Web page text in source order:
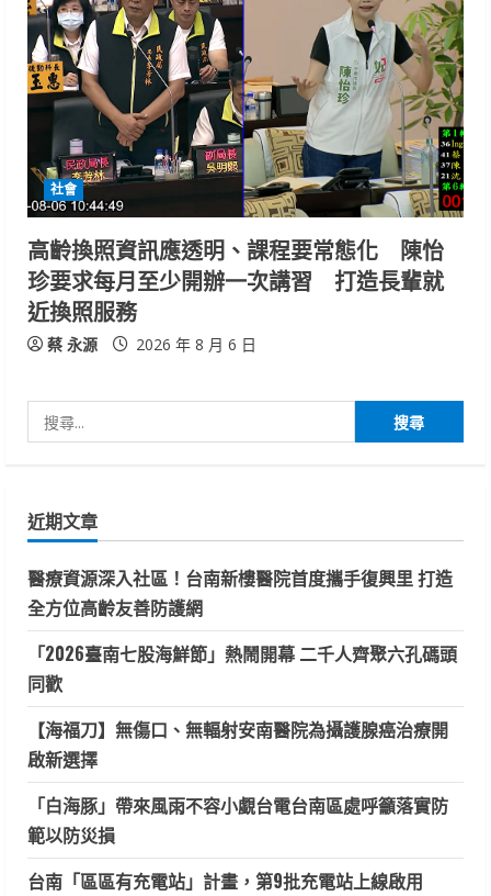
社會
高齡換照資訊應透明、課程要常態化 陳怡
珍要求每月至少開辦一次講習 打造長輩就
近換照服務
蔡 永源 2026 年 8 月 6 日
尋
字:
近期文章
醫療資源深入社區！台南新樓醫院首度攜手復興里 打造
全方位高齡友善防護網
「2026臺南七股海鮮節」熱鬧開幕 二千人齊聚六孔碼頭
同歡
【海福刀】無傷口、無輻射安南醫院為攝護腺癌治療開
啟新選擇
「白海豚」帶來風雨不容小覷台電台南區處呼籲落實防
範以防災損
台南「區區有充電站」計畫，第9批充電站上線啟用